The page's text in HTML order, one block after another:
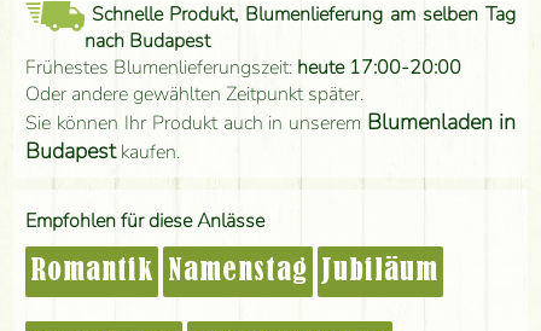
Schnelle Produkt, Blumenlieferung am selben Tag
nach Budapest
Frühestes Blumenlieferungszeit: heute 17:00-20:00
Oder andere gewählten Zeitpunkt später.
Sie können Ihr Produkt auch in unserem Blumenladen in
Budapestkaufen.
Empfohlen für diese Anlässe
Romantik Namenstag Jubiläum